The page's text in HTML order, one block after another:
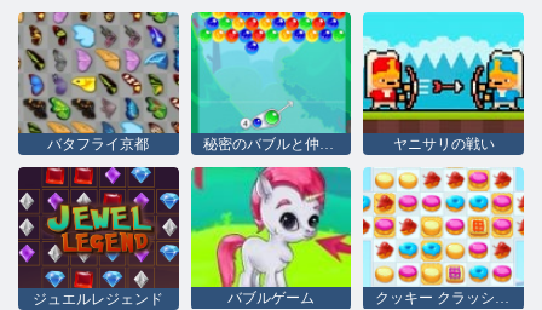
バタフライ京都 秘密のバブルと仲間たち ヤニサリの戦い
ジュエルレジェンド バブルゲーム クッキー クラッシュ 2